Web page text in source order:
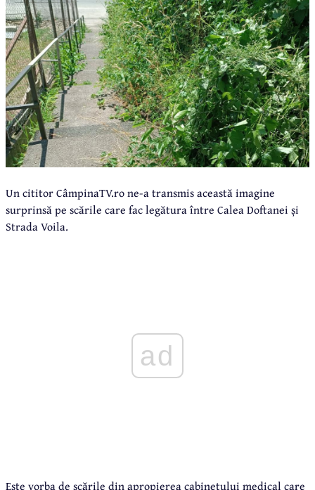
Un cititor CâmpinaTV.ro ne-a transmis această imagine
surprinsă pe scările care fac legătura între Calea Doftanei și
Strada Voila.
ad
Este vorba de scările din apropierea cabinetului medical care